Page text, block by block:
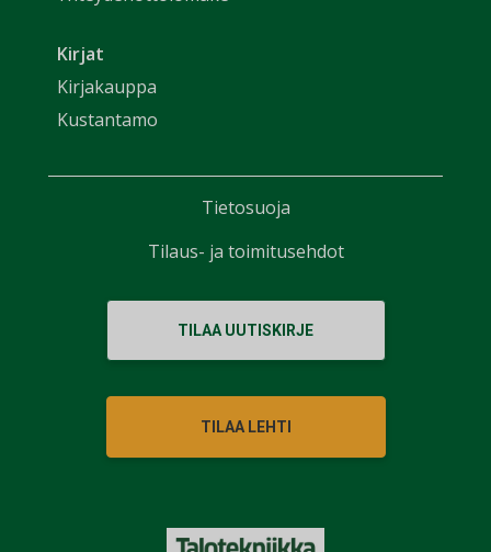
Kirjat
Kirjakauppa
Kustantamo
TILAA UUTISKIRJE
TILAA LEHTI
Tietosuoja
Tilaus- ja toimitusehdot